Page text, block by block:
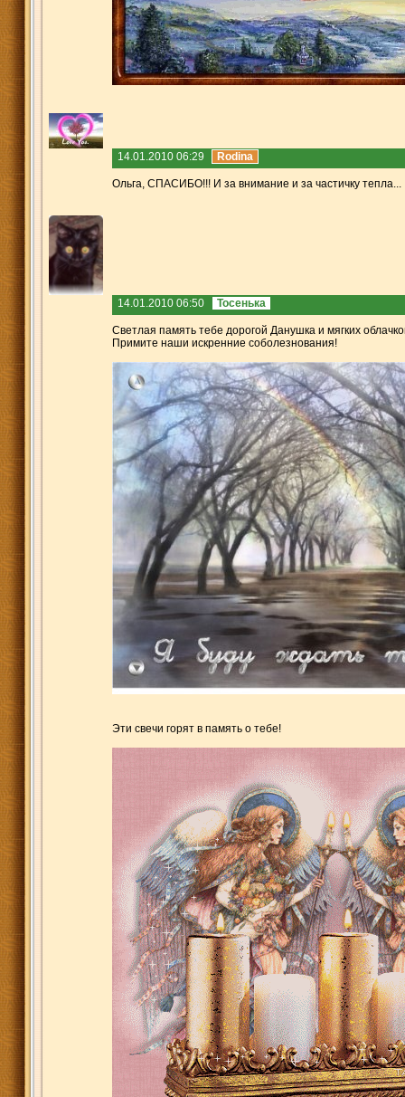
14.01.2010 06:29 Rodina
Ольга, СПАСИБО!!! И за внимание и за частичку тепла...
14.01.2010 06:50 Тосенька
Светлая память тебе дорогой Данушка и мягких
Примите наши искренние соболезнования!
Эти свечи горят в память о тебе!